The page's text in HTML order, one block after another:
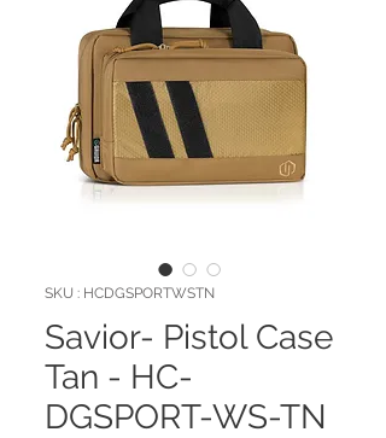
SKU : HCDGSPORTWSTN
Savior- Pistol Case
Tan - HC-
DGSPORT-WS-TN